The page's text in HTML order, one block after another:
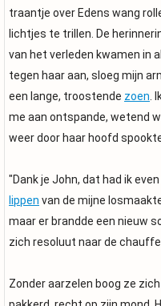
traantje over Edens wang
lichtjes te trillen. De
van het verleden kwamen in
tegen haar aan, sloeg mijn
een lange, troostende zoen
me aan ontspande, wetend
weer door haar hoofd
"Dank je John, dat had ik
lippen van de mijne
maar er brandde een nieuw
zich resoluut naar de
Zonder aarzelen boog ze